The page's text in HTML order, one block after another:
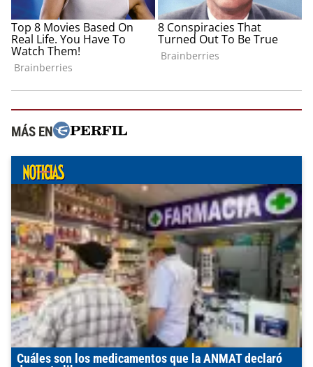
MÁS EN
Cuáles son los medicamentos que la ANMAT declaró